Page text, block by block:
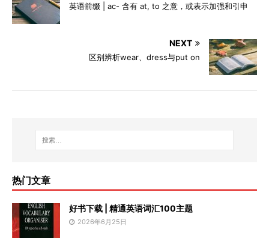
英语前缀 | ac- 含有 at, to 之意，或表示加强和引申
NEXT
区别辨析wear、dress与put on
热门文章
好书下载 | 精通英语词汇100主题
2026年6月25日